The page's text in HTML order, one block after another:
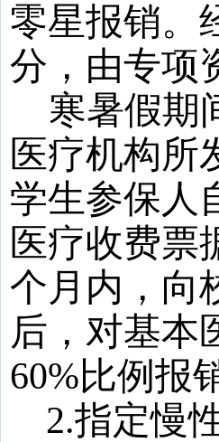
零星报销。
分，由专项
寒暑假期
医疗机构所
学生参保人
医疗收费票
个月内，向
后，对基本
60%比例报
2.指定慢